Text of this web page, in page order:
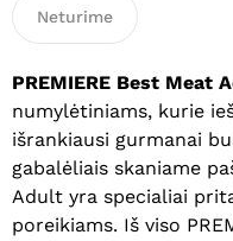
Neturime
PREMIERE Best Meat
numylėtiniams, kurie
išrankiausi gurmanai
gabalėliais skaniame
Adult yra specialiai
poreikiams. Iš viso
parašyti